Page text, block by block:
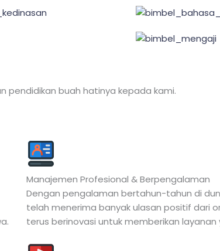
pendidikan buah hatinya kepada kami.
Manajemen Profesional & Berpengalaman
Dengan pengalaman bertahun-tahun di
telah menerima banyak ulasan positif dari
terus berinovasi untuk memberikan